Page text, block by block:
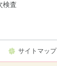
検査
サイトマップ